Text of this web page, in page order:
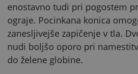
enostavno tudi pri pogostem
ograje. Pocinkana konica
zanesljivejše zapičenje v tla.
nudi boljšo oporo pri
do želene globine.